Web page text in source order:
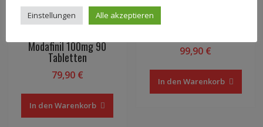
Modafinil 100mg 90
Tabletten
79,90 €
In den Warenkorb
99,90 €
In den Warenkorb
Einstellungen Alle akzeptieren